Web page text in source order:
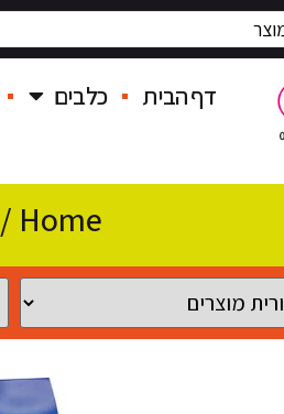
דף הבית כלבים
Home
/